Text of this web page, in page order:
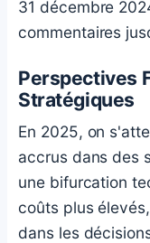
31 décembre
commentaires
Perspectives
Stratégiques
En 2025, on
accrus dans des
une bifurcation
coûts plus
dans les